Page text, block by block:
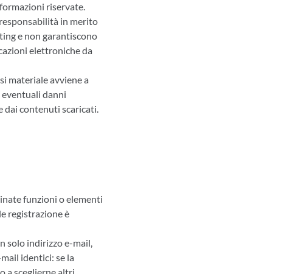
riservate.
in merito
e non garantiscono
elettroniche da
materiale avviene a
eventuali danni
dai contenuti scaricati.
funzioni o elementi
registrazione è
solo indirizzo e-mail,
identici: se la